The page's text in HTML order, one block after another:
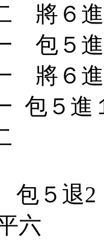
將６
包５
將６
包５進
包５退2
六